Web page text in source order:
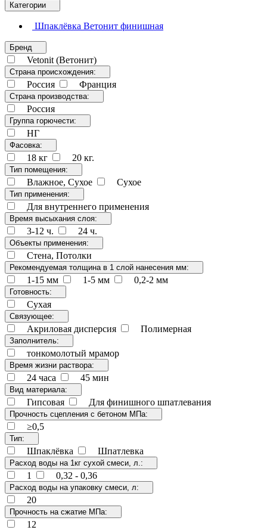
Категории
Шпаклёвка Ветонит финишная
Бренд
Vetonit (Ветонит)
Страна происхождения:
Россия Франция
Страна производства:
Россия
Группа горючести:
НГ
Фасовка:
18 кг 20 кг.
Тип помещения:
Влажное, Сухое Сухое
Тип применения:
Для внутреннего применения
Время высыхания слоя:
3-12 ч. 24 ч.
Объекты применения:
Стена, Потолки
Рекомендуемая толщина в 1 слой нанесения мм:
1-15 мм 1-5 мм 0,2-2 мм
Готовность:
Сухая
Связующее:
Акриловая дисперсия Полимерная
Заполнитель:
тонкомолотый мрамор
Время жизни раствора:
24 часа 45 мин
Вид материала:
Гипсовая Для финишного шпатлевания
Прочность сцепления с бетоном МПа:
≥0,5
Тип:
Шпаклёвка Шпатлевка
Расход воды на 1кг сухой смеси, л.:
1 0,32 - 0,36
Расход воды на упаковку смеси, л:
20
Прочность на сжатие МПа:
12